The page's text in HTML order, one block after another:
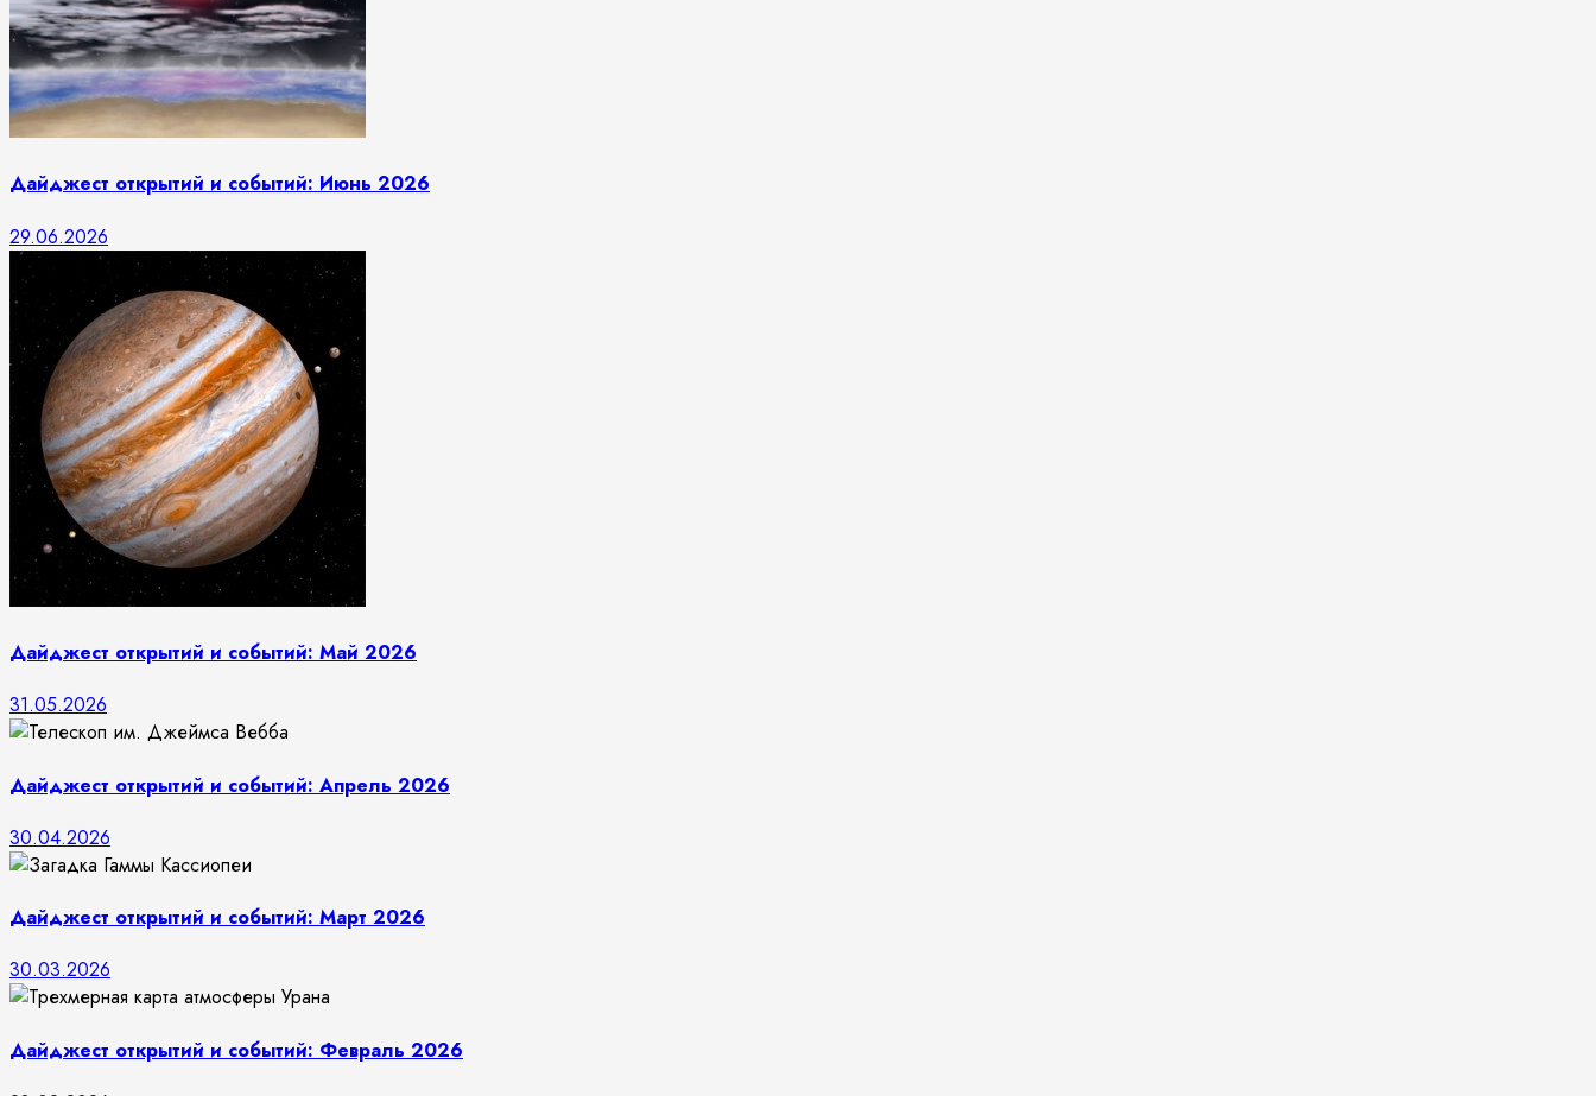
Дайджест открытий и событий: Июнь 2026
29.06.2026
Дайджест открытий и событий: Май 2026
31.05.2026
Дайджест открытий и событий: Апрель 2026
30.04.2026
Дайджест открытий и событий: Март 2026
30.03.2026
Дайджест открытий и событий: Февраль 2026